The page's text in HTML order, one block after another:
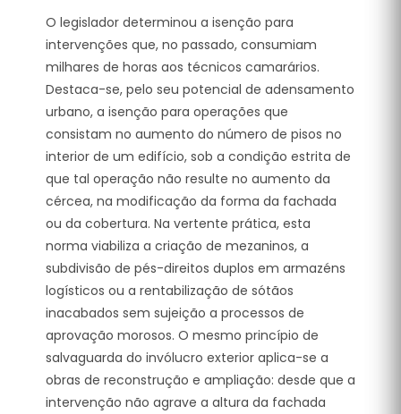
O legislador determinou a isenção para
intervenções que, no passado, consumiam
milhares de horas aos técnicos camarários.
Destaca-se, pelo seu potencial de adensamento
urbano, a isenção para operações que
consistam no aumento do número de pisos no
interior de um edifício, sob a condição estrita de
que tal operação não resulte no aumento da
cércea, na modificação da forma da fachada
ou da cobertura. Na vertente prática, esta
norma viabiliza a criação de mezaninos, a
subdivisão de pés-direitos duplos em armazéns
logísticos ou a rentabilização de sótãos
inacabados sem sujeição a processos de
aprovação morosos. O mesmo princípio de
salvaguarda do invólucro exterior aplica-se a
obras de reconstrução e ampliação: desde que a
intervenção não agrave a altura da fachada